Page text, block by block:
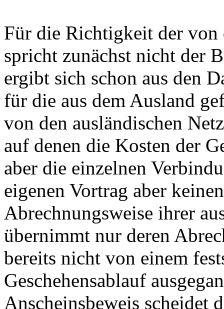
Für die Richtigkeit der von
spricht zunächst nicht der
ergibt sich schon aus den
für die aus dem Ausland
von den ausländischen
auf denen die Kosten der
aber die einzelnen
eigenen Vortrag aber
Abrechnungsweise ihrer
übernimmt nur deren
bereits nicht von einem
Geschehensablauf
Anscheinsbeweis scheidet